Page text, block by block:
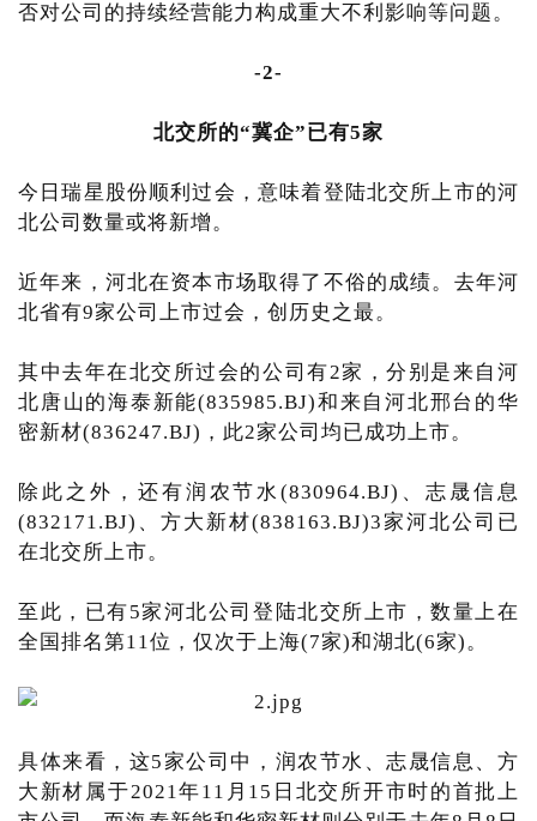
否对公司的持续经营能力构成重大不利影响等问题。
-2-
北交所的“冀企”已有5家
今日瑞星股份顺利过会，意味着登陆北交所上市的河
北公司数量或将新增。
近年来，河北在资本市场取得了不俗的成绩。去年河
北省有9家公司上市过会，创历史之最。
其中去年在北交所过会的公司有2家，分别是来自河
北唐山的海泰新能(835985.BJ)和来自河北邢台的华
密新材(836247.BJ)，此2家公司均已成功上市。
除此之外，还有润农节水(830964.BJ)、志晟信息
(832171.BJ)、方大新材(838163.BJ)3家河北公司已
在北交所上市。
至此，已有5家河北公司登陆北交所上市，数量上在
全国排名第11位，仅次于上海(7家)和湖北(6家)。
具体来看，这5家公司中，润农节水、志晟信息、方
大新材属于2021年11月15日北交所开市时的首批上